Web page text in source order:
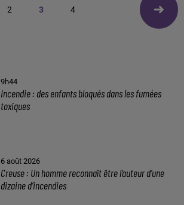
2 3 4
9h44
Incendie : des enfants bloqués dans les fumées
toxiques
6 août 2026
Creuse : Un homme reconnaît être l’auteur d’une
dizaine d’incendies